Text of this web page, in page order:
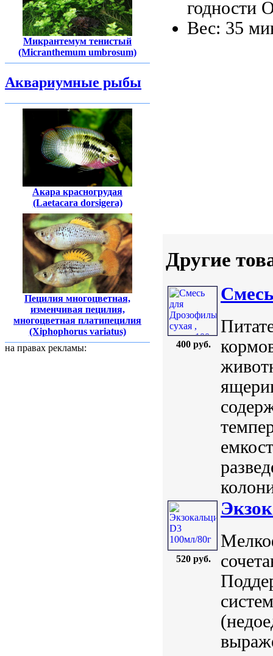
Микрантемум тенистый
(Micranthemum umbrosum)
Аквариумные рыбы
Акара красногрудая
(Laetacara dorsigera)
Пецилия многоцветная,
изменчивая пецилия,
многоцветная платипецилия
(Xiphophorus variatus)
на правах рекламы:
годности
Вес: 35
Другие
400 руб.
520 руб.